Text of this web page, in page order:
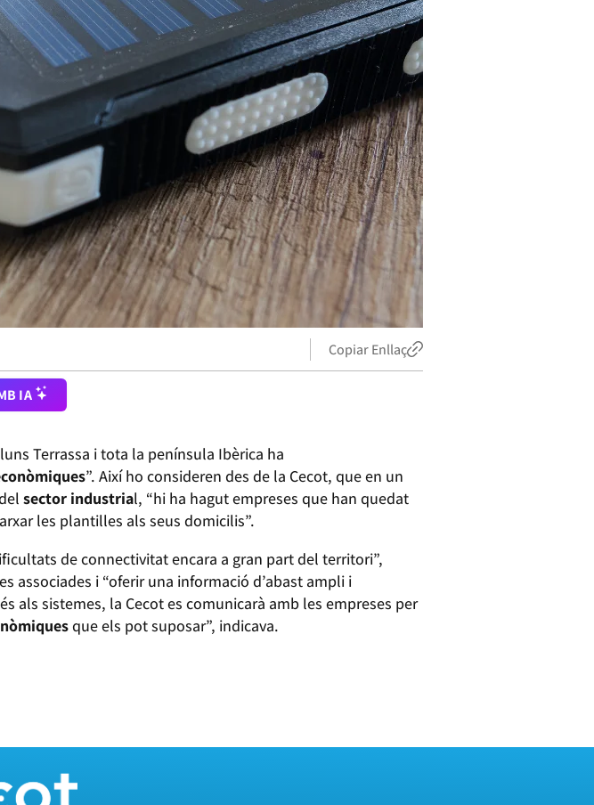
Copiar Enllaç
IA
Terrassa i tota la península Ibèrica ha
”. Així ho consideren des de la Cecot, que en un
sector industrial, “hi ha hagut empreses que han quedat
les plantilles als seus domicilis”.
de connectivitat encara a gran part del territori”,
associades i “oferir una informació d’abast ampli i
als sistemes, la Cecot es comunicarà amb les empreses per
que els pot suposar”, indicava.